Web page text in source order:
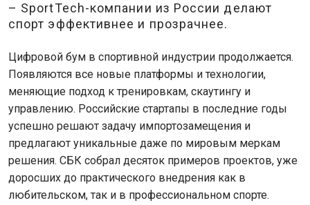
– SportTech-компании из России делают
спорт эффективнее и прозрачнее.
Цифровой бум в спортивной индустрии продолжается.
Появляются все новые платформы и технологии,
меняющие подход к тренировкам, скаутингу и
управлению. Российские стартапы в последние годы
успешно решают задачу импортозамещения и
предлагают уникальные даже по мировым меркам
решения. СБК собрал десяток примеров проектов, уже
доросших до практического внедрения как в
любительском, так и в профессиональном спорте.